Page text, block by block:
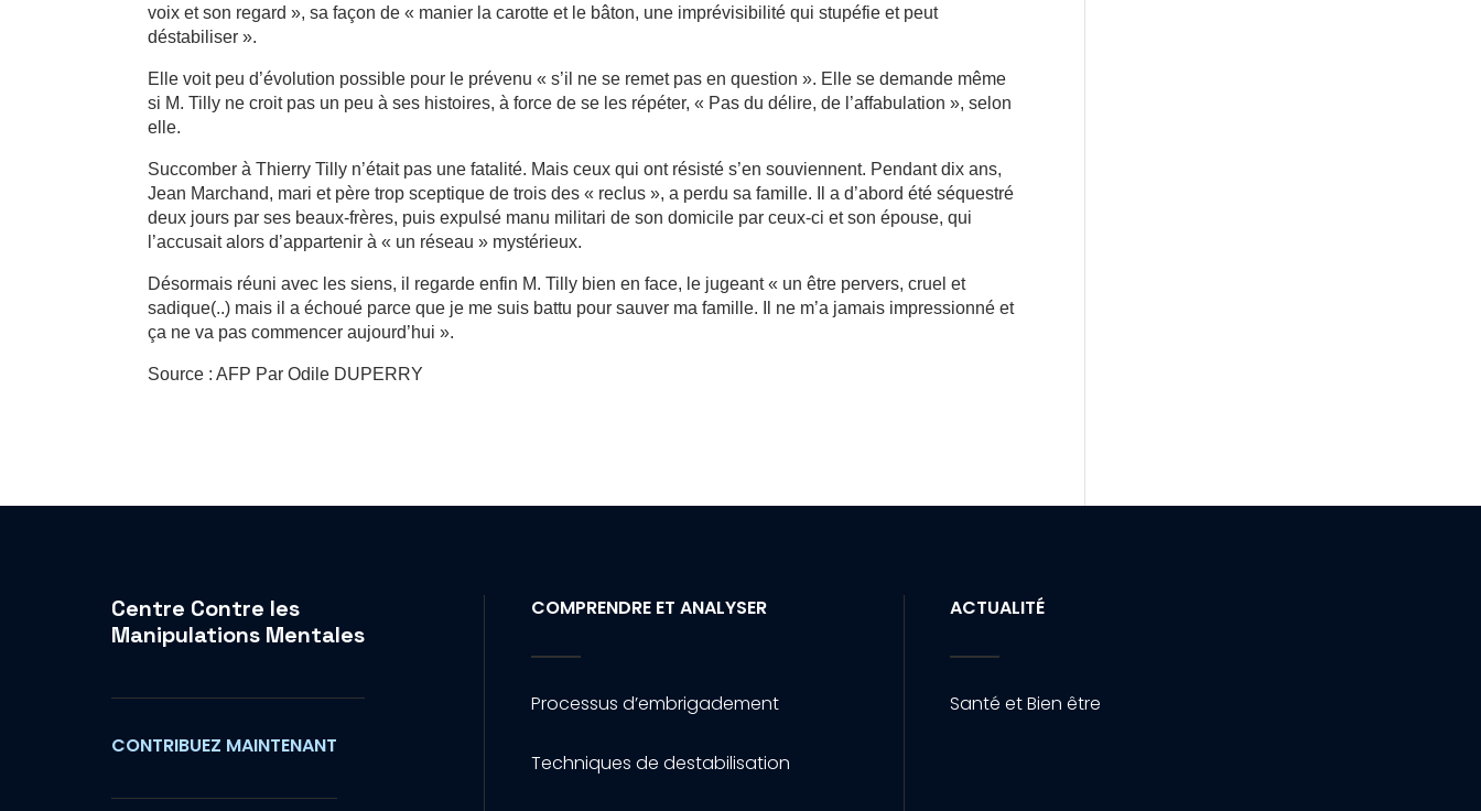
voix et son regard », sa façon de « manier la carotte et le bâton, une imprévisibilité qui stupéfie et peut
déstabiliser ».
Elle voit peu d’évolution possible pour le prévenu « s’il ne se remet pas en question ». Elle se demande même
si M. Tilly ne croit pas un peu à ses histoires, à force de se les répéter, « Pas du délire, de l’affabulation », selon
elle.
Succomber à Thierry Tilly n’était pas une fatalité. Mais ceux qui ont résisté s’en souviennent. Pendant dix ans,
Jean Marchand, mari et père trop sceptique de trois des « reclus », a perdu sa famille. Il a d’abord été séquestré
deux jours par ses beaux-frères, puis expulsé manu militari de son domicile par ceux-ci et son épouse, qui
l’accusait alors d’appartenir à « un réseau » mystérieux.
Désormais réuni avec les siens, il regarde enfin M. Tilly bien en face, le jugeant « un être pervers, cruel et
sadique(..) mais il a échoué parce que je me suis battu pour sauver ma famille. Il ne m’a jamais impressionné et
ça ne va pas commencer aujourd’hui ».
Source : AFP Par Odile DUPERRY
Centre Contre les
Manipulations Mentales
CONTRIBUEZ MAINTENANT
COMPRENDRE ET ANALYSER
Processus d’embrigadement
Techniques de destabilisation
ACTUALITÉ
Santé et Bien être